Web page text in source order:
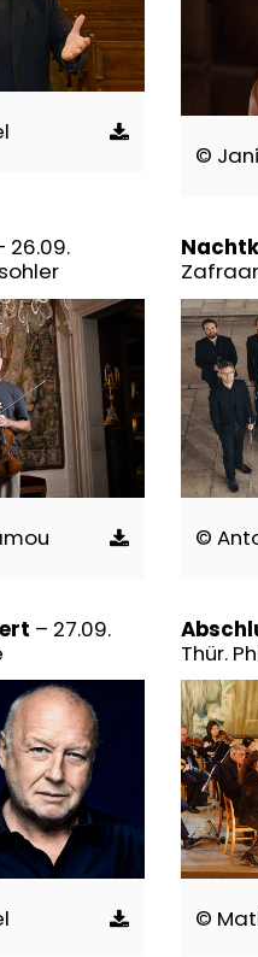
©
26.09.
©
– 27.09.
Thür.
©